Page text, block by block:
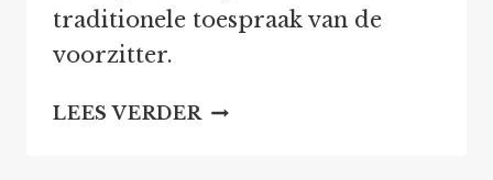
traditionele toespraak van de
voorzitter.
LEES VERDER NIEUWJAAR